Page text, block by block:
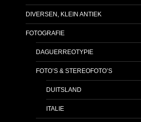
DIVERSEN, KLEIN ANTIEK
FOTOGRAFIE
DAGUERREOTYPIE
FOTO’S & STEREOFOTO’S
DUITSLAND
ITALIE